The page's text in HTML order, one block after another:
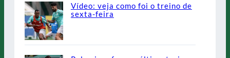
Vídeo: veja como foi o treino de
sexta-feira